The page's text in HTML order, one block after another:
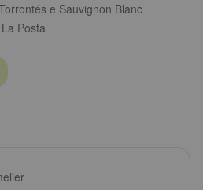
e Sauvignon Blanc
La Posta